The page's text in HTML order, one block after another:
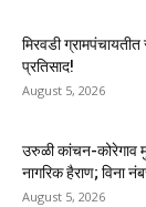
मिरवडी
प्रतिसाद!
August 5, 2026
उरुळी कांचन-कोरेगाव
नागरिक हैराण; विना
August 5, 2026